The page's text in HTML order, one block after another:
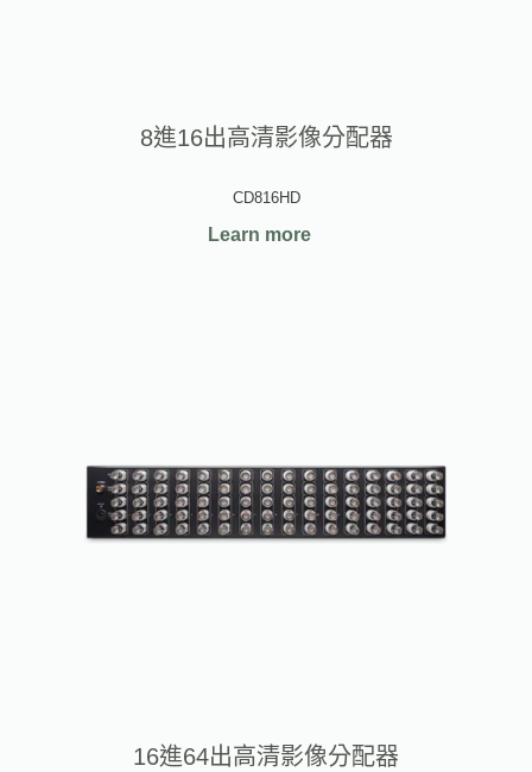
8進16出高清影像分配器
CD816HD
Learn more
16進64出高清影像分配器